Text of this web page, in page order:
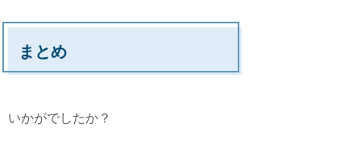
まとめ
いかがでしたか？